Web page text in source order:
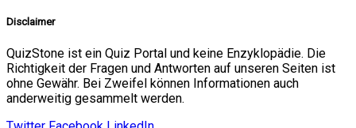
Disclaimer
QuizStone ist ein Quiz Portal und keine Enzyklopädie. Die
Richtigkeit der Fragen und Antworten auf unseren Seiten ist
ohne Gewähr. Bei Zweifel können Informationen auch
anderweitig gesammelt werden.